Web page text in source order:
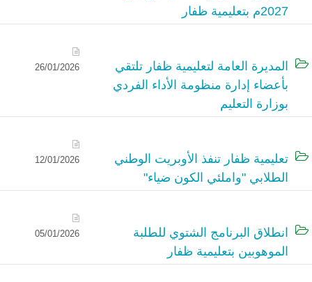
2027م بتعليمية ظفار
المديرة العامة لتعليمية ظفار تلتقي
بأعضاء إدارة منظومة الأداء الفردي
بوزارة التعليم
26/01/2026
تعليمية ظفار تنفذ الأوبريت الوطني
الطلابي "واملئي الكون ضياء"
12/01/2026
انطلاق البرنامج الشتوي للطلبة
الموهوبين بتعليمية ظفار
05/01/2026